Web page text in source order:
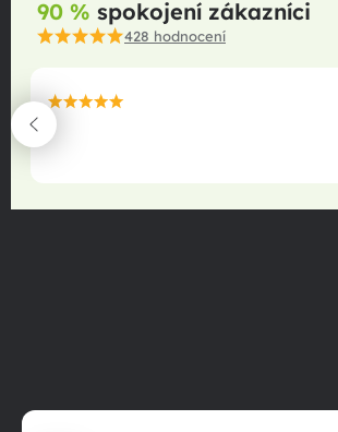
90 % spokojení zákazníci
428 hodnocení
maximální spokojenost
22.06.2025